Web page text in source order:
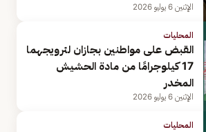
الإثنين 6 يوليو 2026
المحليات
القبض على مواطنين بجازان لترويجهما
17 كيلوجرامًا من مادة الحشيش
المخدر
الإثنين 6 يوليو 2026
المحليات